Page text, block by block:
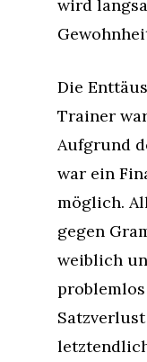
wird
Die
Trainer
Aufgrund
war ein
möglich.
gegen
weiblich